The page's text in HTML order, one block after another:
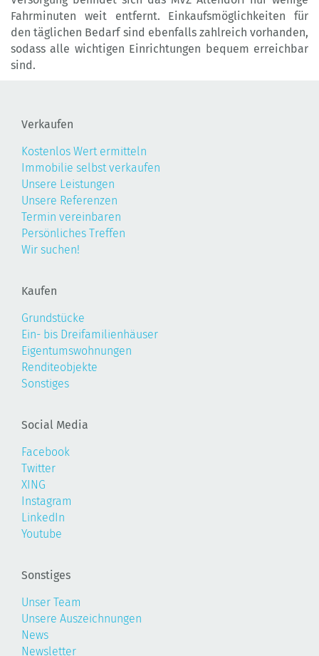
Fahrminuten weit entfernt. Einkaufsmöglichkeiten für
den täglichen Bedarf sind ebenfalls zahlreich vorhanden,
sodass alle wichtigen Einrichtungen bequem erreichbar
sind.
Verkaufen
Kostenlos Wert ermitteln
Immobilie selbst verkaufen
Unsere Leistungen
Unsere Referenzen
Termin vereinbaren
Persönliches Treffen
Wir suchen!
Kaufen
Grundstücke
Ein- bis Dreifamilienhäuser
Eigentumswohnungen
Renditeobjekte
Sonstiges
Social Media
Facebook
Twitter
XING
Instagram
LinkedIn
Youtube
Sonstiges
Unser Team
Unsere Auszeichnungen
News
Newsletter